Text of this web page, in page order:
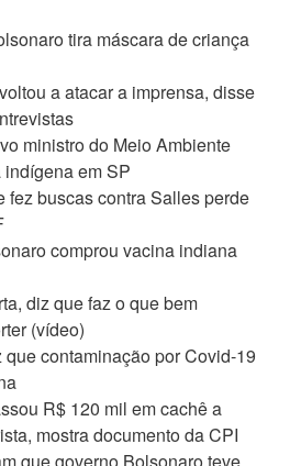
tira máscara de criança
a atacar a imprensa, disse
ministro do Meio Ambiente
em SP
fez buscas contra Salles perde
comprou vacina indiana
diz que faz o que bem
(vídeo)
contaminação por Covid-19
R$ 120 mil em cachê a
mostra documento da CPI
que governo Bolsonaro teve